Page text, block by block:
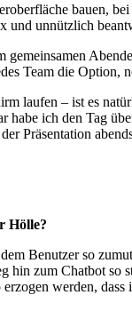
bauen,
und unnützlich
Team die Option,
laufen – ist es
ich den Tag
Präsentation
Hölle?
Benutzer so
hin zum Chatbot so
werden,